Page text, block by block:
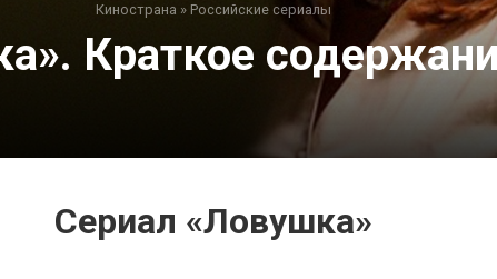
Кинострана » Российские сериалы
Краткое
Сериал «Ловушка»